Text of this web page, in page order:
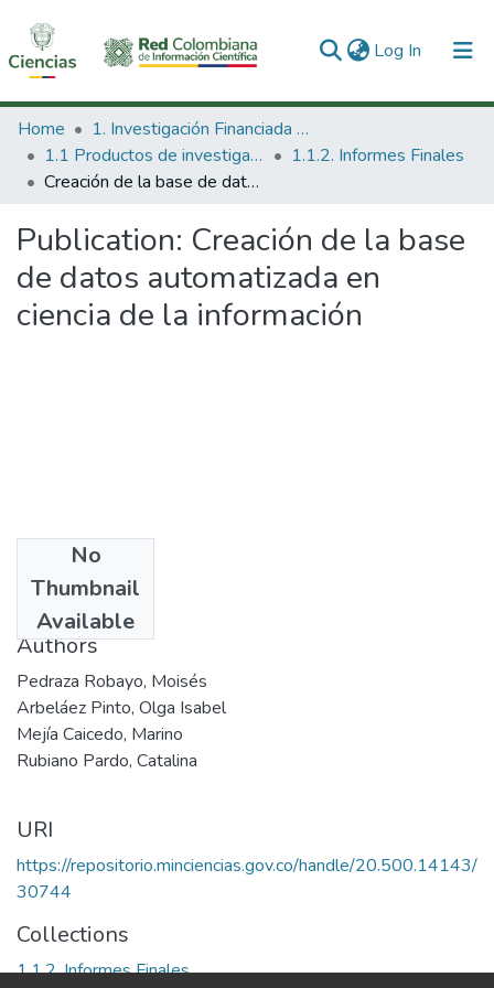
Log In (current)
Communities & Collections
All of DSpace
Home
1. Investigación Financiada con Recursos Públicos
1.1 Productos de investigación
1.1.2. Informes Finales
Creación de la base de datos automatizada en ciencia de la información
Publication: Creación de la base
de datos automatizada en
ciencia de la información
No
Thumbnail
Available
1988
Authors
Pedraza Robayo, Moisés
Arbeláez Pinto, Olga Isabel
Mejía Caicedo, Marino
Rubiano Pardo, Catalina
URI
https://repositorio.minciencias.gov.co/handle/20.500.14143/
30744
Collections
1.1.2. Informes Finales